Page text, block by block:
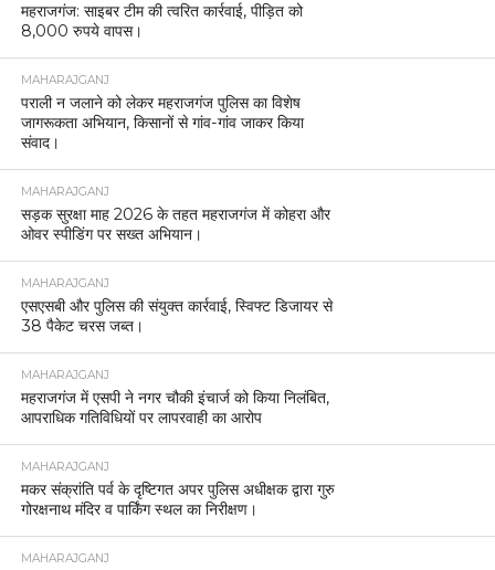
महराजगंज: साइबर टीम की त्वरित कार्रवाई, पीड़ित को
8,000 रुपये वापस।
MAHARAJGANJ
पराली न जलाने को लेकर महराजगंज पुलिस का विशेष
जागरूकता अभियान, किसानों से गांव-गांव जाकर किया
संवाद।
MAHARAJGANJ
सड़क सुरक्षा माह 2026 के तहत महराजगंज में कोहरा और
ओवर स्पीडिंग पर सख्त अभियान।
MAHARAJGANJ
एसएसबी और पुलिस की संयुक्त कार्रवाई, स्विफ्ट डिजायर से
38 पैकेट चरस जब्त।
MAHARAJGANJ
महराजगंज में एसपी ने नगर चौकी इंचार्ज को किया निलंबित,
आपराधिक गतिविधियों पर लापरवाही का आरोप
MAHARAJGANJ
मकर संक्रांति पर्व के दृष्टिगत अपर पुलिस अधीक्षक द्वारा गुरु
गोरक्षनाथ मंदिर व पार्किंग स्थल का निरीक्षण।
MAHARAJGANJ